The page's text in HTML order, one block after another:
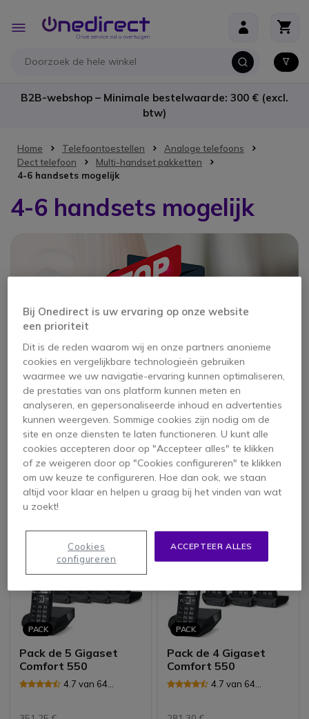
Toggle
Nav
B2B-webshop – Minimale bestelwaarde: 300 € (excl.
btw)
Home Telefoontoestellen
Analoge telefoons
Dect telefoon
Multi-handset pakketten
4-6 handsets mogelijk
4-6 handsets mogelijk
TOP 10 :DE BESTEDRAADLOZE
TELEFOONS
LEER MEER
4 producten
PACK
Pack de 5 Gigaset
Comfort 550
4.7 van 64
PACK
Pack de 4 Gigaset
Comfort 550
4.7 van 64
Bij Onedirect is uw ervaring op onze website
een prioriteit
Dit is de reden waarom wij en onze partners anonieme
cookies en vergelijkbare technologieën gebruiken
waarmee we uw navigatie-ervaring kunnen optimaliseren,
de prestaties van ons platform kunnen meten en
analyseren, en gepersonaliseerde inhoud en advertenties
kunnen weergeven. Sommige cookies zijn nodig om de
site en onze diensten te laten functioneren. U kunt alle
cookies accepteren door op "Accepteer alles" te klikken
of ze weigeren door op "Cookies configureren" te klikken
om uw keuze te configureren. Hoe dan ook, we staan
altijd voor klaar en helpen u graag bij het vinden van wat
u zoekt!
ACCEPTEER ALLES
Cookies
configureren